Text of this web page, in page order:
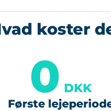
koster
0 DKK
Første